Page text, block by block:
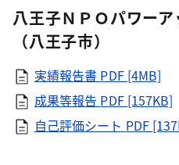
八王子ＮＰＯパワー
（八王子市）
実績報告書 PDF [4MB]
成果等報告 PDF [157KB]
自己評価シート PDF